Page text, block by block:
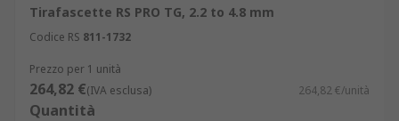
Tirafascette RS PRO TG, 2.2 to 4.8 mm
Codice RS 811-1732
Prezzo per 1 unità
264,82 €(IVA esclusa) 264,82 €/unità
Quantità